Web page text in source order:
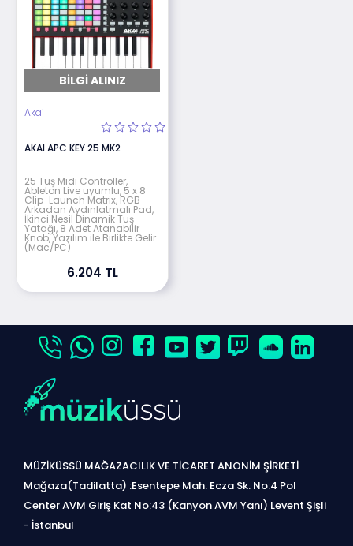
BILGI ALINIZ
Akai
AKAI APC KEY 25 MK2
25 Tuş Midi Controller,
Ableton Live uyumlu, 5 x 8
Clip-Launch Matrix, RGB
Arkadan Aydınlatmalı Pad,
İkinci Nesil Dinamik Tuş
Yatağı, 8 Adet Atanabilir
Knob, Yazılım ile Birlikte Gelir
(Mac/PC)
6.204 TL
MÜZİKÜSSÜ MAĞAZACILIK VE TİCARET ANONİM ŞİRKETİ
Mağaza(Tadilatta) :Esentepe Mah. Ecza Sk. No:4 Pol
Center AVM Giriş Kat No:43 (Kanyon AVM Yanı) Levent Şişli
- İstanbul